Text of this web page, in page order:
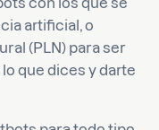
artificial, o
(PLN) para ser
que dices y darte